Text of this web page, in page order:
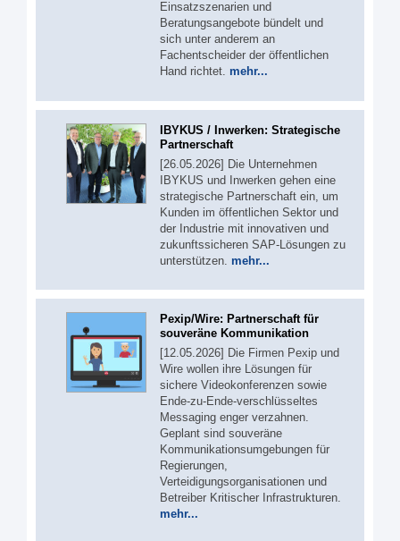
Einsatzszenarien und
Beratungsangebote bündelt und
sich unter anderem an
Fachentscheider der öffentlichen
Hand richtet. mehr...
IBYKUS / Inwerken: Strategische
Partnerschaft
[26.05.2026] Die Unternehmen
IBYKUS und Inwerken gehen eine
strategische Partnerschaft ein, um
Kunden im öffentlichen Sektor und
der Industrie mit innovativen und
zukunftssicheren SAP-Lösungen zu
unterstützen. mehr...
Pexip/Wire: Partnerschaft für
souveräne Kommunikation
[12.05.2026] Die Firmen Pexip und
Wire wollen ihre Lösungen für
sichere Videokonferenzen sowie
Ende-zu-Ende-verschlüsseltes
Messaging enger verzahnen.
Geplant sind souveräne
Kommunikationsumgebungen für
Regierungen,
Verteidigungsorganisationen und
Betreiber Kritischer Infrastrukturen.
mehr...